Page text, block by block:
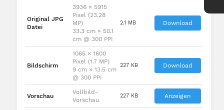
Original JPG
Datei
3936 × 5915
Pixel (23.28
MP)
33.3 cm × 50.1
cm @ 300 PPI
2.1 MB Download
Bildschirm
1065 × 1600
Pixel (1.7 MP)
9 cm × 13.5 cm
@ 300 PPI
227 KB Download
Vorschau
Vollbild-
Vorschau
227 KB Anzeigen